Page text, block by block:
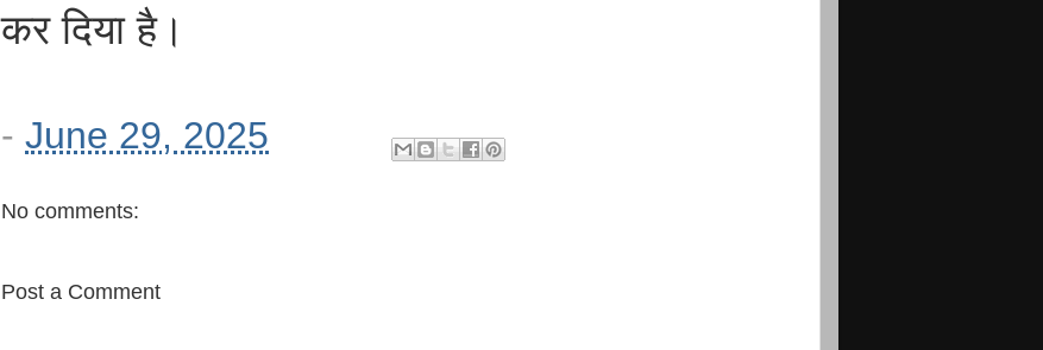
कर दिया है।
- June 29, 2025
No comments:
Post a Comment